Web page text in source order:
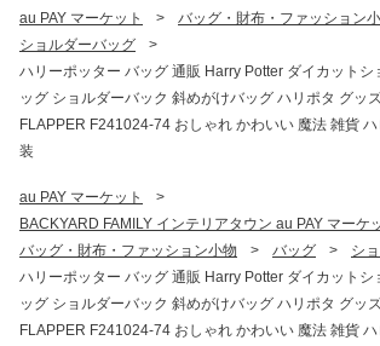
au PAY マーケット > バッグ・財布・ファッション
ショルダーバッグ
>
ハリーポッター バッグ 通販 Harry Potter ダイカットシ
ッグ ショルダーバック 斜めがけバッグ ハリポタ グッ
FLAPPER F241024-74 おしゃれ かわいい 魔法 雑貨
装
au PAY マーケット
>
BACKYARD FAMILY インテリアタウン au PAY マーケ
バッグ・財布・ファッション小物
> バッグ > シ
ハリーポッター バッグ 通販 Harry Potter ダイカットシ
ッグ ショルダーバック 斜めがけバッグ ハリポタ グッ
FLAPPER F241024-74 おしゃれ かわいい 魔法 雑貨